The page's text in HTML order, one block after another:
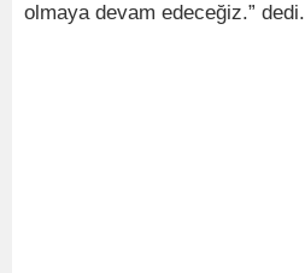
olmaya devam edeceğiz.” dedi.